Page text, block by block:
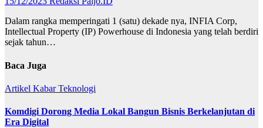
Dalam rangka memperingati 1 (satu) dekade nya, INFIA Corp,
Intellectual Property (IP) Powerhouse di Indonesia yang telah berdiri
sejak tahun…
Baca Juga
Artikel KabarTeknologi
Komdigi Dorong Media Lokal Bangun Bisnis Berkelanjutan di
Era Digital